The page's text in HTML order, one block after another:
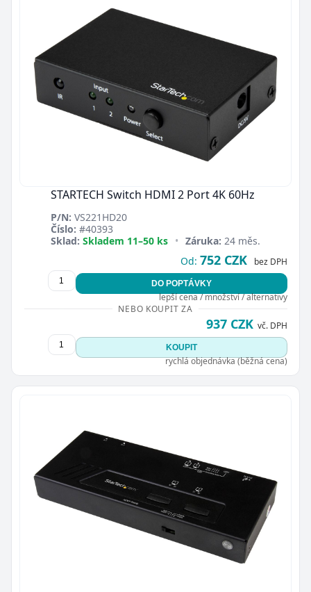
STARTECH Switch HDMI 2 Port 4K 60Hz
P/N: VS221HD20
Číslo: #40393
Sklad: Skladem 11–50 ks • Záruka: 24 měs.
Od: 752 CZK bez DPH
DO POPTÁVKY
lepší cena / množství / alternativy
NEBO KOUPIT ZA
937 CZK vč. DPH
KOUPIT
rychlá objednávka (běžná cena)